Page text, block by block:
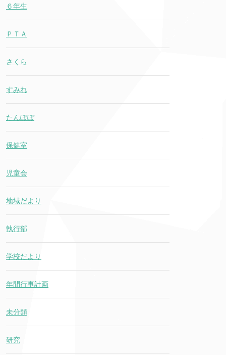
６年生
ＰＴＡ
さくら
すみれ
たんぽぽ
保健室
児童会
地域だより
執行部
学校だより
年間行事計画
未分類
研究